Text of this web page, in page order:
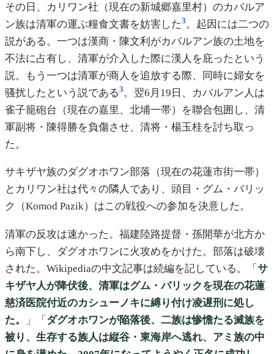
その日、カリワン社（現在の新城郷嘉里村）のカバルア
ン族は清軍の運ぶ糧食文書を妨害した3 。起因には二つの
説がある。一つは漢商・陳文利がカバルアン族の土地を
不法に占有し、清軍が介入した際に漢人を庇ったという
説。もう一つは清軍が商人を追放する際、同時に婦女を
骚扰したという説である3 。翌6月19日、カバルアン人は
雀子籠砲台（現在の嘉里、北埔一帯）を聯合包囲し、清
軍副将・陳得勝を負傷させ、清将・楊玉桂を討ち取っ
た。
サキザヤ族のダグオホワン部落（現在の花蓮市街一帯）
とカリワン社は代々の隣人であり、頭目・グム・バリッ
ク（Komod Pazik）はこの戦役への参加を決意した。
清軍の反攻は速かった。福建陸路提督・孫開華が北方か
ら南下し、ダグオホワンに火攻めをかけた。部落は破壊
された。Wikipediaの中文記事は続編を記している。「 サ
キザヤ人が降伏後、清軍はグム・バリックを現在の花蓮
慈済医院付近のカシューノキに縛り付け凌遅刑に処し
た。
」「 ダグオホワンが陥落後、二族は惨憺たる滅族を
被り、生存する族人は縦谷・東海岸へ逃れ、アミ族の中